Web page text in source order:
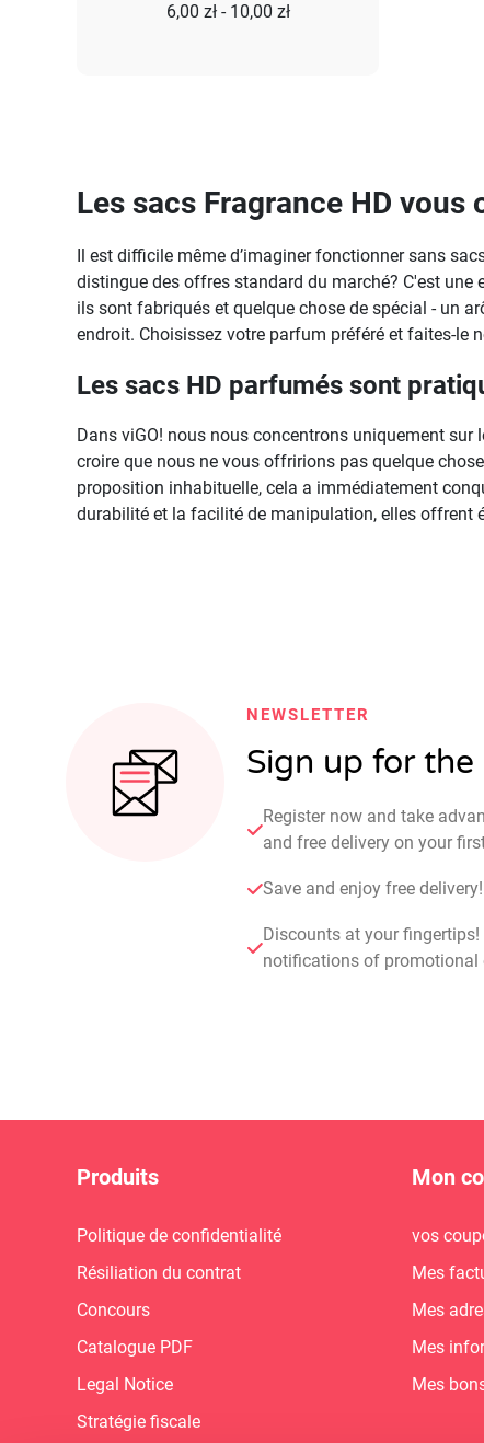
6,00 zł - 10,00 zł
Les sacs Fragrance HD
Il est difficile même d’imaginer fonctionner sans
distingue des offres standard du marché? C'est
ils sont fabriqués et quelque chose de spécial - un
endroit. Choisissez votre parfum préféré et faites-le
Les sacs HD parfumés sont
Dans viGO! nous nous concentrons uniquement
croire que nous ne vous offririons pas quelque
proposition inhabituelle, cela a immédiatement
durabilité et la facilité de manipulation, elles offrent
NEWSLETTER
Sign up for
Register now and take
and free delivery on your
Save and enjoy free delivery!
Discounts at your fingertips!
notifications of promotional
Produits
Politique de confidentialité
Résiliation du contrat
Concours
Catalogue PDF
Legal Notice
Stratégie fiscale
Mon
vos
Mes
Mes
Mes
Mes